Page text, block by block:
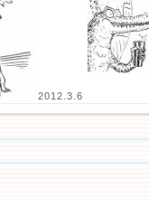
2012.3.6